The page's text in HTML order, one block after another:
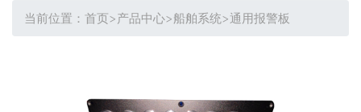
当前位置： 首页>产品中心>船舶系统>通用报警板